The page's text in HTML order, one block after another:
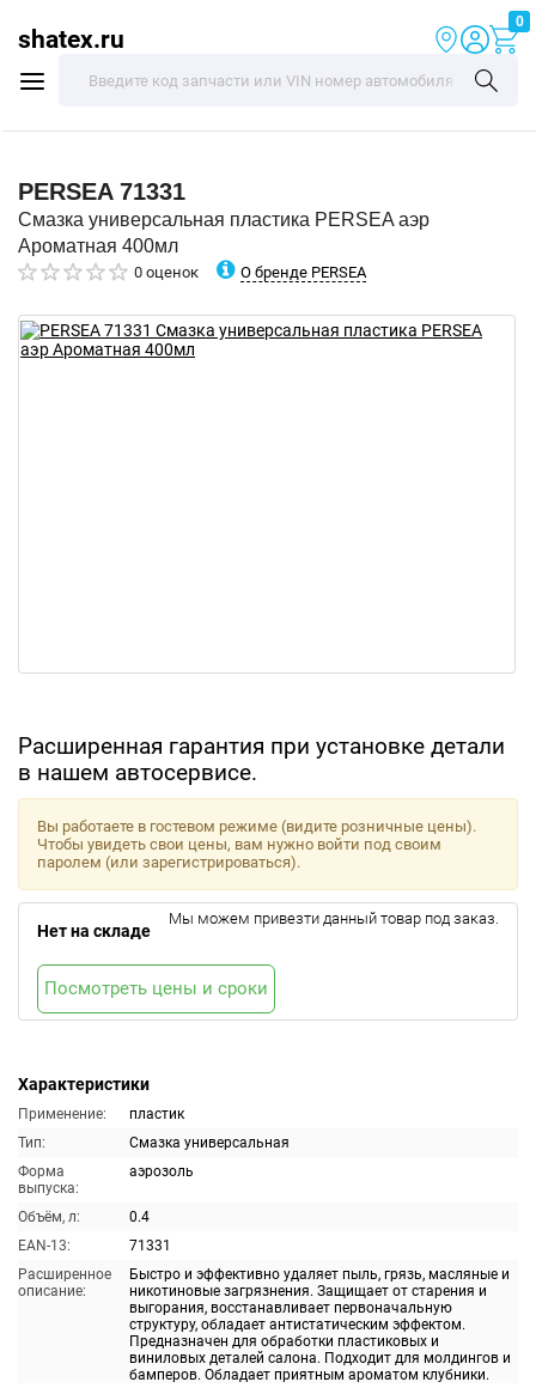
shatex.ru
0
PERSEA 71331
Смазка универсальная пластика PERSEA аэр
Ароматная 400мл
0 оценок О бренде PERSEA
Расширенная гарантия при установке детали
в нашем автосервисе.
Характеристики
Применение:
пластик
Тип:
Смазка универсальная
Форма
выпуска:
аэрозоль
Объём, л:
0.4
EAN-13:
71331
Расширенное
описание:
Быстро и эффективно удаляет пыль, грязь, масляные и
никотиновые загрязнения. Защищает от старения и
выгорания, восстанавливает первоначальную
структуру, обладает антистатическим эффектом.
Предназначен для обработки пластиковых и
виниловых деталей салона. Подходит для молдингов и
бамперов. Обладает приятным ароматом клубники.
Вы работаете в гостевом режиме (видите розничные цены).
Чтобы увидеть свои цены, вам нужно войти под своим
паролем (или зарегистрироваться).
Нет на складе
Мы можем привезти данный товар под заказ.
Посмотреть цены и сроки